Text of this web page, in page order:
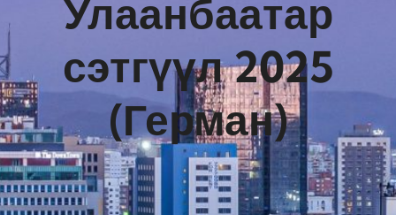
Улаанбаатар
сэтгүүл 2025
(Герман)